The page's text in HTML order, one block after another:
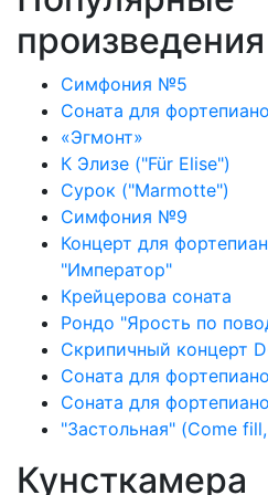
произведения
Симфония №5
Соната для
«Эгмонт»
К Элизе ("Für Elise")
Сурок ("Marmotte")
Симфония №9
Концерт для
"Император"
Крейцерова соната
Рондо "Ярость по
Скрипичный концерт
Соната для
Соната для
"Застольная" (Come
Кунсткамера